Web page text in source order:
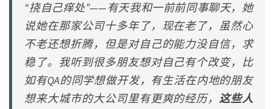
“挠自己痒处”——有天我和一前前同事聊天，她
说她在那家公司十多年了，现在老了，虽然心
不老还想折腾，但是对自己的能力没自信，求
稳了。我听到很多朋友想对自己有个改变，比
如有QA的同学想做开发，有生活在内地的朋友
想来大城市的大公司里有更爽的经历，这些人